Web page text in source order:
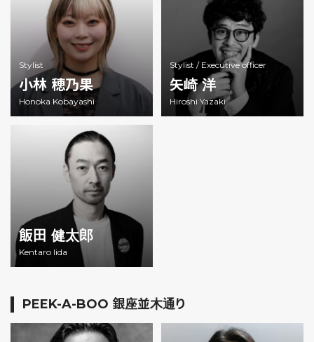
Stylist
小林 穂乃果
Honoka Kobayashi
Stylist / Executive officer
矢崎 洋
Hiroshi Yazaki
飯田 健太郎
Kentaro Iida
PEEK-A-BOO 銀座並木通り